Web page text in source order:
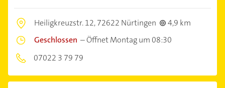
Heiligkreuzstr. 12,72622 Nürtingen
4,9 km
Geschlossen –Öffnet Montag um 08:30
07022 3 79 79